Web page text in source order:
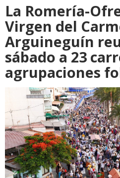
La Romería-
Virgen del
Arguineguín
sábado a 23
agrupaciones